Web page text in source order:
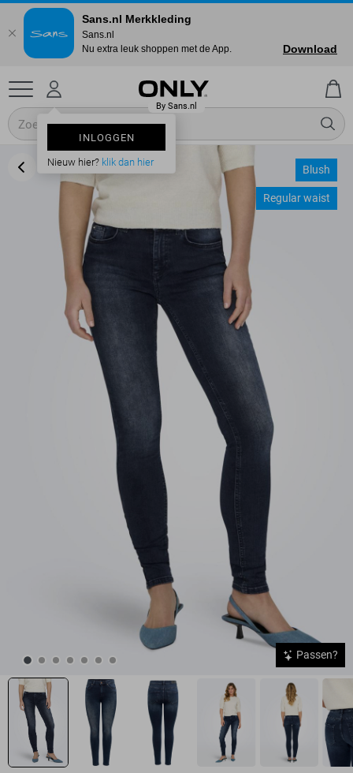
INLOGGEN
Nieuw hier? klik dan hier
Blush
Regular waist
Passen?
Sans.nl Merkkleding
Sans.nl
Nu extra leuk shoppen met de App.
Download